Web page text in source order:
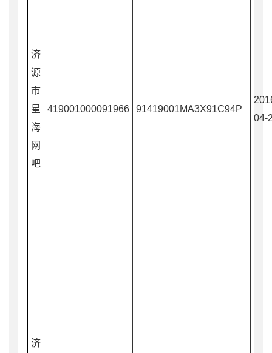
济
源
市
星
海
网
吧
419001000091966 91419001MA3X91C94P
04-
济